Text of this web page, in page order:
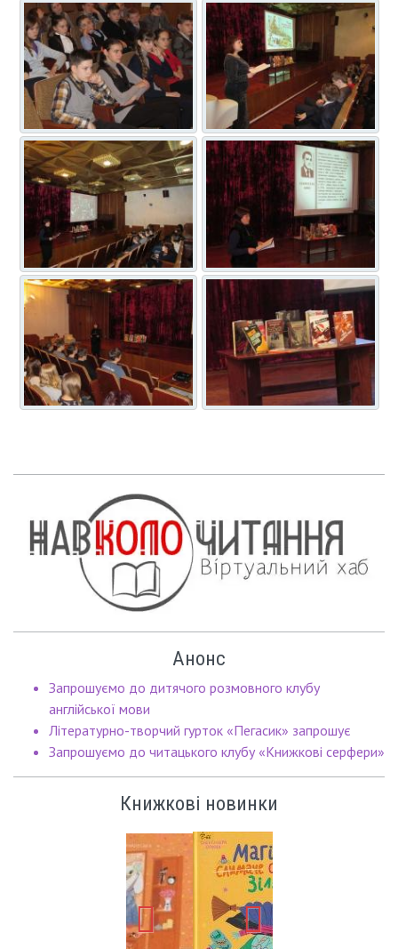
Анонс
Запрошуємо до дитячого розмовного клубу
англійської мови
Літературно-творчий гурток «Пегасик» запрошує
Запрошуємо до читацького клубу «Книжкові серфери»
Книжкові новинки